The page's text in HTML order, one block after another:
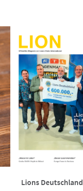
Lions Deutschland